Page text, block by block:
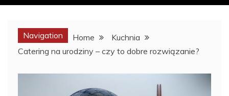
Navigation Home
Kuchnia
Catering na urodziny – czy to dobre rozwiązanie?